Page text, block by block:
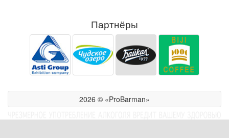
Партнёры
2026 © «ProBarman»